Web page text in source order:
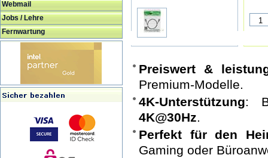
Webmail
Jobs / Lehre
Fernwartung
Preiswert &
Premium-Modelle.
4K-Unterstützung:
4K@30Hz.
Perfekt für den
Gaming oder